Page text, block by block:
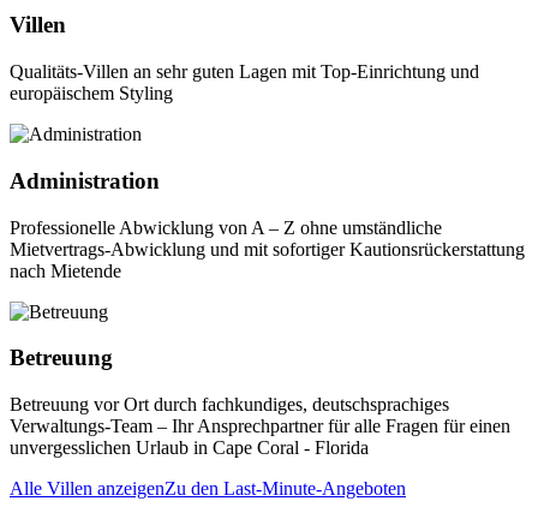
Villen
Qualitäts-Villen an sehr guten Lagen mit Top-Einrichtung und
europäischem Styling
Administration
Professionelle Abwicklung von A – Z ohne umständliche
Mietvertrags-Abwicklung und mit sofortiger Kautionsrückerstattung
nach Mietende
Betreuung
Betreuung vor Ort durch fachkundiges, deutschsprachiges
Verwaltungs-Team – Ihr Ansprechpartner für alle Fragen für einen
unvergesslichen Urlaub in Cape Coral - Florida
Alle Villen anzeigenZu den Last-Minute-Angeboten